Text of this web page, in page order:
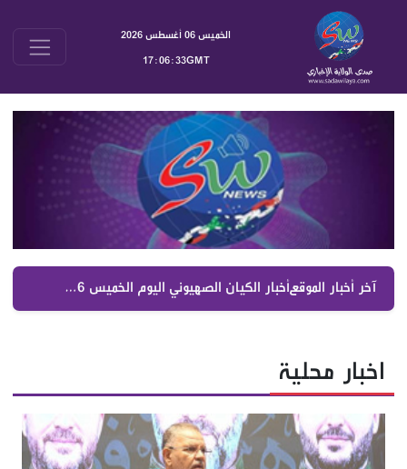
الخميس 06 أغسطس 2026
17:06:34GMT
آخر أخبار الموقع : أخبار إيران اليوم الخميس 6 آب 2026 | تطورات مضيق هرمز والحرس الثوري وعراقجي ومقر خاتم الأنبياء
اخبار محلية